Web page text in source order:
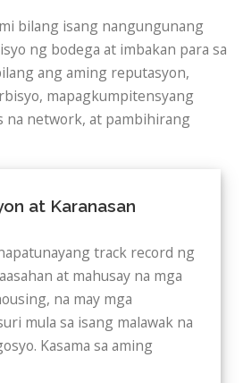
bilang isang nangungunang
ng bodega at imbakan para sa
ang aming reputasyon,
mapagkumpitensyang
na network, at pambihirang
at Karanasan
track record ng
at mahusay na mga
na may mga
mula sa isang malawak na
Kasama sa aming